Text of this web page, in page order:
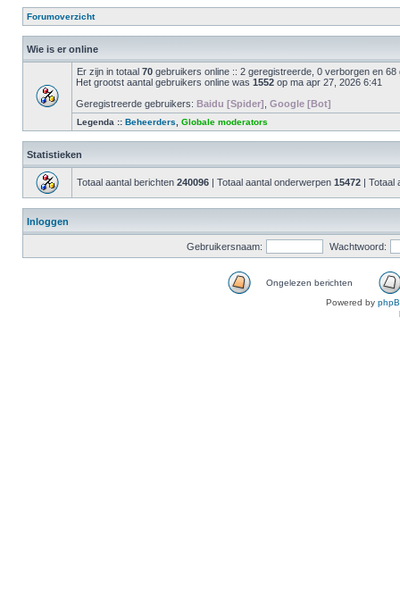
Forumoverzicht
Wie is er online
Er zijn in totaal 70 gebruikers online :: 2 geregistreerde, 0 verborgen en
Het grootst aantal gebruikers online was 1552 op ma apr 27, 2026 6:41
Geregistreerde gebruikers: Baidu [Spider] Google [Bot]
Legenda :: Beheerders Globale moderators
Statistieken
Totaal aantal berichten 240096 | Totaal aantal onderwerpen 15472 | Totaal
Inloggen
Gebruikersnaam: Wachtwoord:
Ongelezen berichten
Powered by